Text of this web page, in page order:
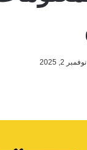
نوفمبر 2, 2025